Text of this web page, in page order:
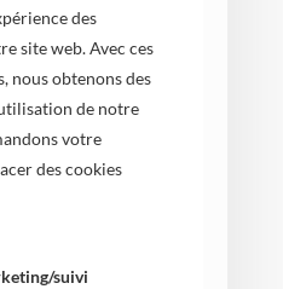
des
site web. Avec ces
nous obtenons des
de notre
votre
des cookies
suivi